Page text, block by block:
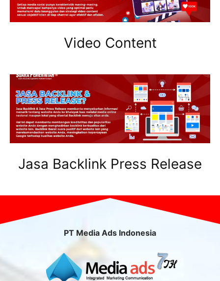
Video Content
Jasa Backlink Press Release
PT Media Ads Indonesia